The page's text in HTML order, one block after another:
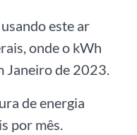
este ar
onde o kWh
Janeiro de 2023.
de energia
por mês.